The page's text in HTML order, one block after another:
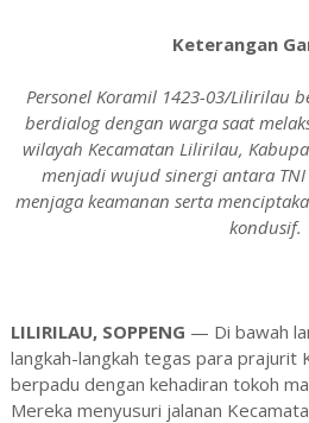
Keterangan
Personel Koramil 1423-03/Lilirilau
berdialog dengan warga saat
wilayah Kecamatan Lilirilau,
menjadi wujud sinergi antara
menjaga keamanan serta
kondusif.
LILIRILAU, SOPPENG — Di bawah
langkah-langkah tegas para prajurit
berpadu dengan kehadiran tokoh
Mereka menyusuri jalanan